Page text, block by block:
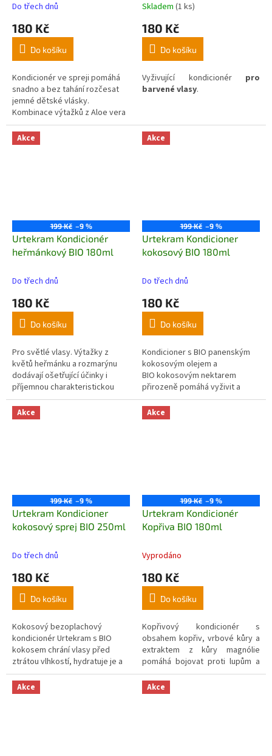
Do třech dnů
180 Kč
Do košíku
Kondicionér ve spreji pomáhá
snadno a bez tahání rozčesat
jemné dětské vlásky.
Kombinace výtažků z Aloe vera
s měsíčkem lékařským a
magnolií usnadňuje rozčesávání
a současně pečuje o citlivou
Skladem (1 ks)
180 Kč
Do košíku
Vyživující kondicionér pro
barvené vlasy.
Akce
199 Kč –9 %
Urtekram Kondicionér
heřmánkový BIO 180ml
Do třech dnů
180 Kč
Do košíku
Pro světlé vlasy. Výtažky z
květů heřmánku a rozmarýnu
dodávají ošetřující účinky i
příjemnou charakteristickou
vůni.
Akce
199 Kč –9 %
Urtekram Kondicioner
kokosový BIO 180ml
Do třech dnů
180 Kč
Do košíku
Kondicioner s BIO panenským
kokosovým olejem a
BIO kokosovým nektarem
přirozeně pomáhá vyživit a
hydratovat vlasy.
Akce
199 Kč –9 %
Urtekram Kondicioner
kokosový sprej BIO 250ml
Do třech dnů
180 Kč
Do košíku
Kokosový bezoplachový
kondicionér Urtekram s BIO
kokosem chrání vlasy před
ztrátou vlhkostí, hydratuje je a
díky svému složení i maximálně
vyživuje.
Akce
199 Kč –9 %
Urtekram Kondicionér
Kopřiva BIO 180ml
Vyprodáno
180 Kč
Do košíku
Kopřivový kondicionér s
obsahem kopřiv, vrbové kůry a
extraktem z kůry magnólie
pomáhá bojovat proti lupům a
obnovit zdravou rovnováhu
vlasů a pokožky hlavy. Masírujte
do vlasů a nechte 2-3 minuty
Akce Akce